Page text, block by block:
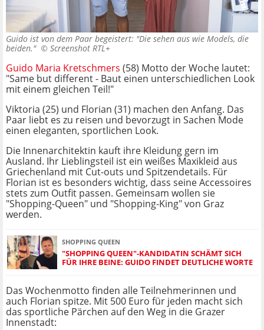
Guido ist von dem Paar begeistert: "Die sehen aus wie Models, die
beiden." © Screenshot RTL+
Guido Maria Kretschmers (58) Motto der Woche lautet:
"Same but different - Baut einen unterschiedlichen Look
mit einem gleichen Teil!"
Viktoria (25) und Florian (31) machen den Anfang. Das
Paar liebt es zu reisen und bevorzugt in Sachen Mode
einen eleganten, sportlichen Look.
Die Innenarchitektin kauft ihre Kleidung gern im
Ausland. Ihr Lieblingsteil ist ein weißes Maxikleid aus
Griechenland mit Cut-outs und Spitzendetails. Für
Florian ist es besonders wichtig, dass seine Accessoires
stets zum Outfit passen. Gemeinsam wollen sie
"Shopping-Queen" und "Shopping-King" von Graz
werden.
SHOPPING QUEEN
"SHOPPING QUEEN"-KANDIDATIN SCHÄMT SICH
FÜR IHRE BEINE: GUIDO FINDET DEUTLICHE WORTE
Das Wochenmotto finden alle Teilnehmerinnen und
auch Florian spitze. Mit 500 Euro für jeden macht sich
das sportliche Pärchen auf den Weg in die Grazer
Innenstadt: